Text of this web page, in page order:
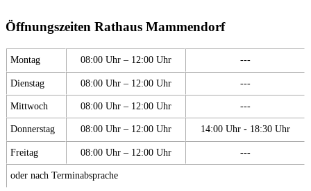
Öffnungszeiten Rathaus Mammendorf
Montag 08:00 Uhr – 12:00 Uhr ---
Dienstag 08:00 Uhr – 12:00 Uhr ---
Mittwoch 08:00 Uhr – 12:00 Uhr ---
Donnerstag 08:00 Uhr – 12:00 Uhr 14:00 Uhr - 18:30 Uhr
Freitag 08:00 Uhr – 12:00 Uhr ---
oder nach Terminabsprache